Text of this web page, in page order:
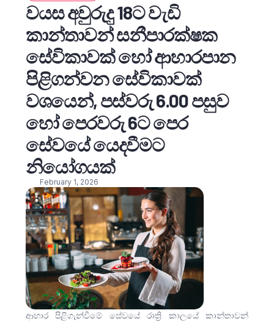
වයස අවුරුදු 18ට වැඩි
කාන්තාවන් සනීපාරක්ෂක
සේවිකාවක් හෝ ආහාරපාන
පිළිගන්වන සේවිකාවක්
වශයෙන්, පස්වරු 6.00 පසුව
හෝ පෙරවරු 6ට පෙර
සේවයේ යෙදවීමට
නියෝගයක්
February 1, 2026
ආහාර පිළිගැන්වීමේ සේවයේ රාත්‍රි කාලයේ කාන්තාවන්